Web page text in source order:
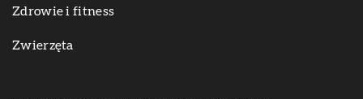
Zdrowie i fitness
Zwierzęta